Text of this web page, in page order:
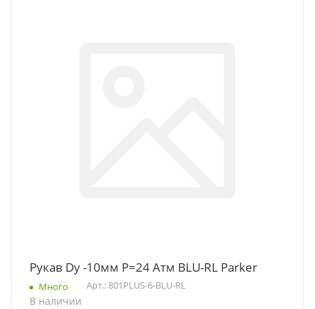
Рукав Dy -10мм P=24 Атм BLU-RL Parker
Много Арт.: 801PLUS-6-BLU-RL
В наличии